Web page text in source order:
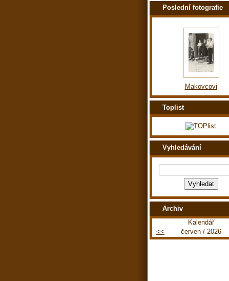
Poslední fotografie
Makovcovi
Toplist
Vyhledávání
Archiv
Kalendář
<<
červen / 2026